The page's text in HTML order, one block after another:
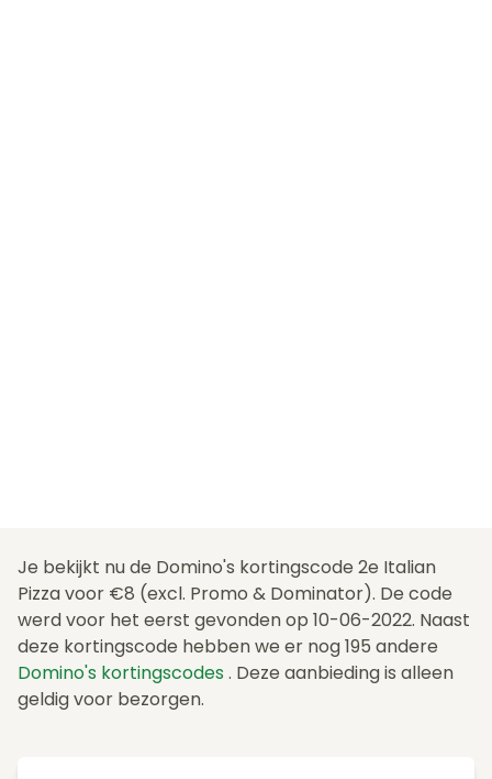
Je bekijkt nu de Domino's kortingscode 2e Italian
Pizza voor €8 (excl. Promo & Dominator). De code
werd voor het eerst gevonden op 10-06-2022. Naast
deze kortingscode hebben we er nog 195 andere
Domino's kortingscodes . Deze aanbieding is alleen
geldig voor bezorgen.